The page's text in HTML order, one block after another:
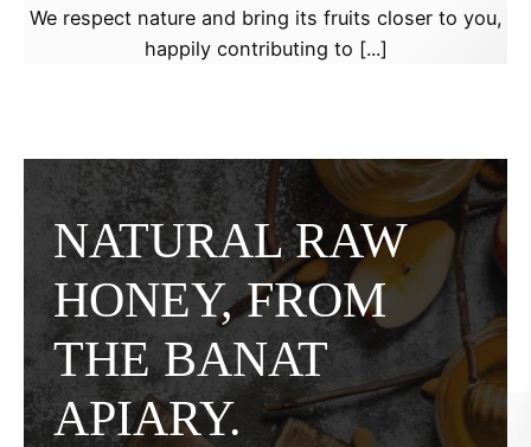
We respect nature and bring its fruits closer to you,
happily contributing to [...]
NATURAL RAW
HONEY, FROM
THE BANAT
APIARY.